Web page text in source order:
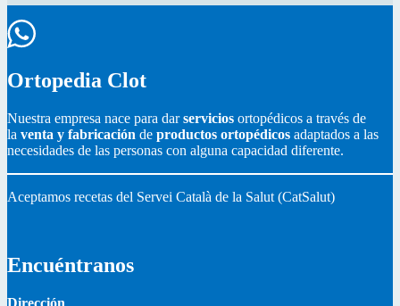
Ortopedia Clot
Nuestra empresa nace para darservicios ortopédicos a través de
la venta y fabricación de productos ortopédicos adaptados a las
necesidades de las personas con alguna capacidad diferente.
Aceptamos recetas del Servei Català de la Salut (CatSalut)
Encuéntranos